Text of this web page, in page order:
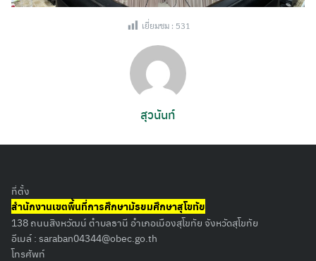
เยี่ยมชม : 531
สุวนันท์
ที่ตั้ง
สำนักงานเขตพื้นที่การศึกษามัธยมศึกษาสุโขทัย
138 ถนนสิงหวัฒน์ ตำบลธานี อำเภอเมืองสุโขทัย จังหวัดสุโขทัย
อีเมล์ : saraban04344@obec.go.th
โทรศัพท์